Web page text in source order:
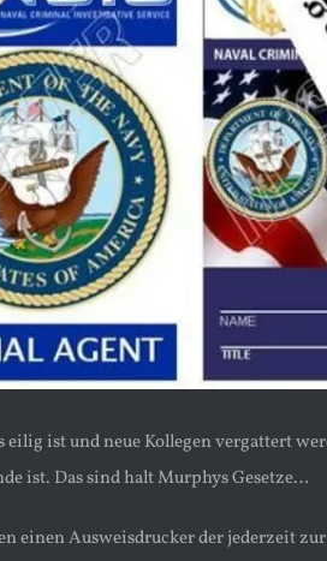
eilig ist und neue Kollegen vergattert
ist. Das sind halt Murphys Gesetze…
einen Ausweisdrucker der jederzeit